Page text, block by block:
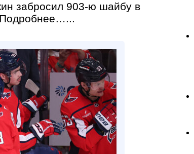
забросил 903‑ю шайбу в
Подробнее…...